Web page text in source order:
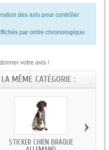
des avis pour contrôler
par ordre chronologique.
votre avis !
MÊME CATÉGORIE :
STICKER CHIEN BRAQUE
›